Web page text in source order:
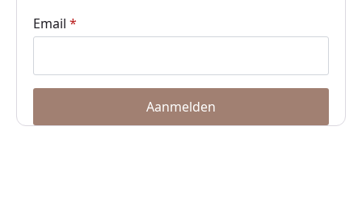
Email *
Aanmelden